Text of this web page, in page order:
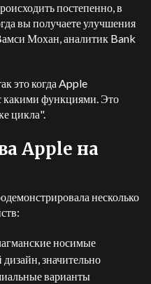
постепенно, в
вы получаете улучшения
Мохан, аналитик Bank
это когда Apple
какими функциями. Это
цикла".
Apple на
несколько
носимые
значительно
варианты